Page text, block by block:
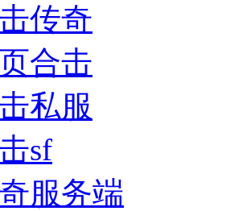
传奇
合击
私服
sf
服务端